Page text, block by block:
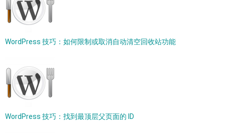
WordPress 技巧：如何限制或取消自动清空回收站功能
WordPress 技巧：找到最顶层父页面的 ID